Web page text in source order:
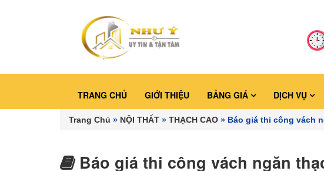
TRANG CHỦ GIỚI THIỆU BẢNG GIÁ DỊCH VỤ
Trang Chủ » NỘI THẤT » THẠCH CAO » Báo giá thi công vách
Báo giá thi công vách ngăn